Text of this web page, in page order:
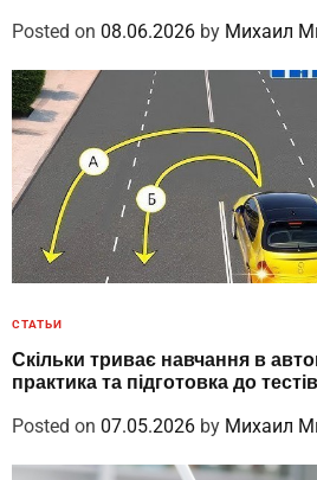
Posted on 08.06.2026 by Михаил
СТАТЬИ
Скільки триває навчання в
практика та підготовка до
Posted on 07.05.2026 by Михаил